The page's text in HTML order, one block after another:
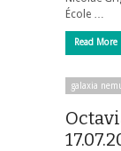
École …
Read More
galaxia